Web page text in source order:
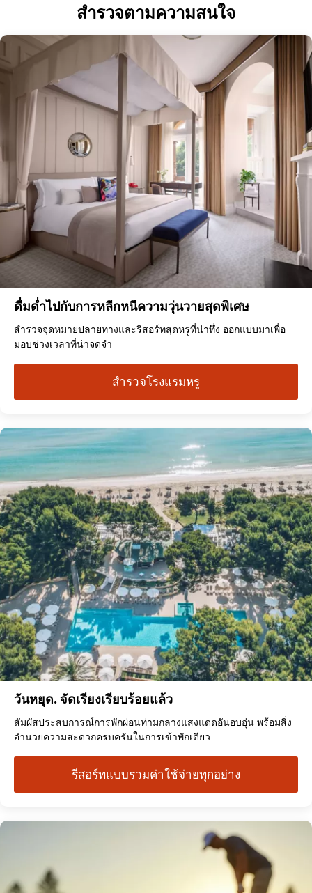
สำรวจตามความสนใจ
ดื่มด่ำไปกับการหลีกหนีความวุ่นวายสุดพิเศษ
สำรวจจุดหมายปลายทางและรีสอร์ทสุดหรูที่น่าทึ่ง ออกแบบมาเพื่อ
มอบช่วงเวลาที่น่าจดจำ
สำรวจโรงแรมหรู
วันหยุด. จัดเรียงเรียบร้อยแล้ว
สัมผัสประสบการณ์การพักผ่อนท่ามกลางแสงแดดอันอบอุ่น พร้อมสิ่ง
อำนวยความสะดวกครบครันในการเข้าพักเดียว
รีสอร์ทแบบรวมค่าใช้จ่ายทุกอย่าง